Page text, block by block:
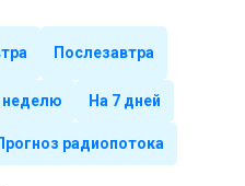
Послезавтра
неделю На 7 дней
радиопотока